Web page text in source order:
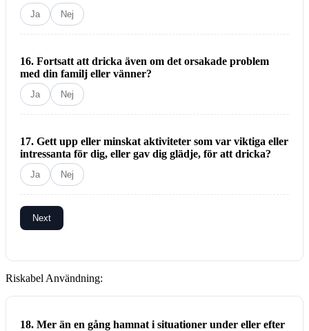
Ja Nej
16. Fortsatt att dricka även om det orsakade problem
med din familj eller vänner?
Ja Nej
17. Gett upp eller minskat aktiviteter som var viktiga eller
intressanta för dig, eller gav dig glädje, för att dricka?
Ja Nej
Next
Riskabel Användning:
18. Mer än en gång hamnat i situationer under eller efter